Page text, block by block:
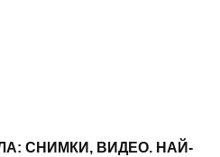
СНИМКИ, ВИДЕО. НАЙ-